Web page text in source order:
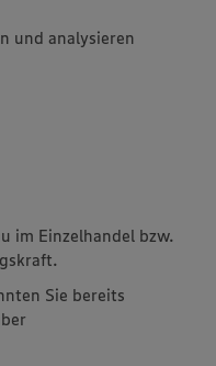
und analysieren
im Einzelhandel bzw.
Sie bereits